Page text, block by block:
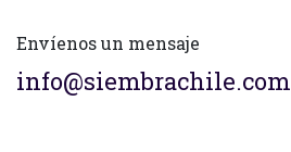
Envíenos un mensaje
info@siembrachile.com